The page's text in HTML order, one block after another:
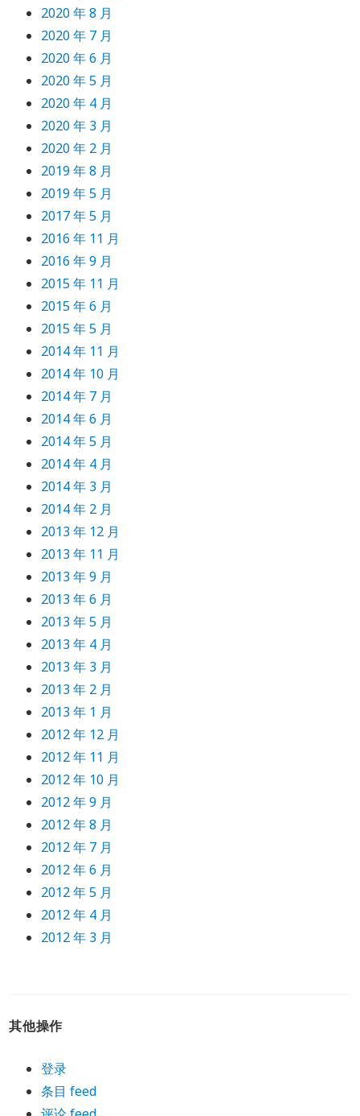
2020 年 8 月
2020 年 7 月
2020 年 6 月
2020 年 5 月
2020 年 4 月
2020 年 3 月
2020 年 2 月
2019 年 8 月
2019 年 5 月
2017 年 5 月
2016 年 11 月
2016 年 9 月
2015 年 11 月
2015 年 6 月
2015 年 5 月
2014 年 11 月
2014 年 10 月
2014 年 7 月
2014 年 6 月
2014 年 5 月
2014 年 4 月
2014 年 3 月
2014 年 2 月
2013 年 12 月
2013 年 11 月
2013 年 9 月
2013 年 6 月
2013 年 5 月
2013 年 4 月
2013 年 3 月
2013 年 2 月
2013 年 1 月
2012 年 12 月
2012 年 11 月
2012 年 10 月
2012 年 9 月
2012 年 8 月
2012 年 7 月
2012 年 6 月
2012 年 5 月
2012 年 4 月
2012 年 3 月
其他操作
登录
条目 feed